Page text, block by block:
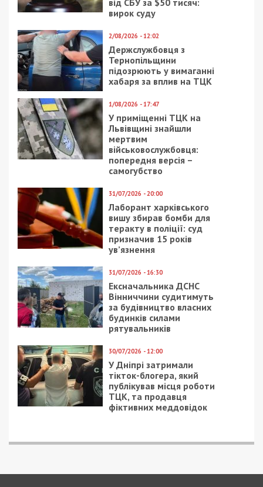
сколько убирают городские улицы
Следующая статья:
Возле Озерки произошла потасовка из-за
неправильной парковки: фото
СУСПІЛЬСТВО
20/09/2021 - 11:24
Коронавирус в Днепре:
почти 40 случаев за
сутки
30/01/2024 - 13:30
Заставу для брата
власника Concorde
Capital Ігоря Мазепи
18/09/2020 - 14:23
Коронавирус в Днепре:
скончалась пожилая
29/03/2021 - 16:40
В Днепре умер
известный ученый